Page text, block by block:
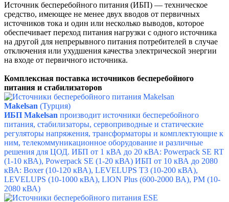
Источник бесперебойного питания (ИБП) — техническое
средство, имеющее не менее двух вводов от первичных
источников тока и один или несколько выводов, которое
обеспечивает переход питания нагрузки с одного источника
на другой для непрерывного питания потребителей в случае
отключения или ухудшения качества электрической энергии
на входе от первичного источника.
Комплексная поставка источников бесперебойного
питания и стабилизаторов
Makelsan (Турция)
ИБП Makelsan производит источники бесперебойного
питания, стабилизаторы, сервоприводные и статические
регуляторы напряжения, трансформаторы и комплектующие к
ним, телекоммуникационное оборудование и различные
решения для ЦОД. ИБП от 1 кВА до 20 кВА: Powerpack SE RT
(1-10 кВА), Powerpack SE (1-20 кВА) ИБП от 10 кВА до 2080
кВА: Boxer (10-120 кВА), LEVELUPS T3 (10-200 кВА),
LEVELUPS (10-1000 кВА), LION Plus (600-2000 ВА), PM (10-
2080 кВА)